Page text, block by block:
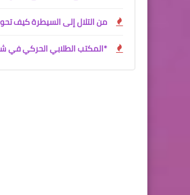
من التلال إلى السيطرة كيف
*المكتب الطلابي الحركي في